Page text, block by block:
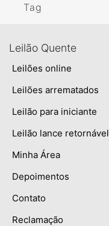
Tag
Leilão Quente
Leilões online
Leilões arrematados
Leilão para iniciante
Leilão lance retornável
Minha Área
Depoimentos
Contato
Reclamação